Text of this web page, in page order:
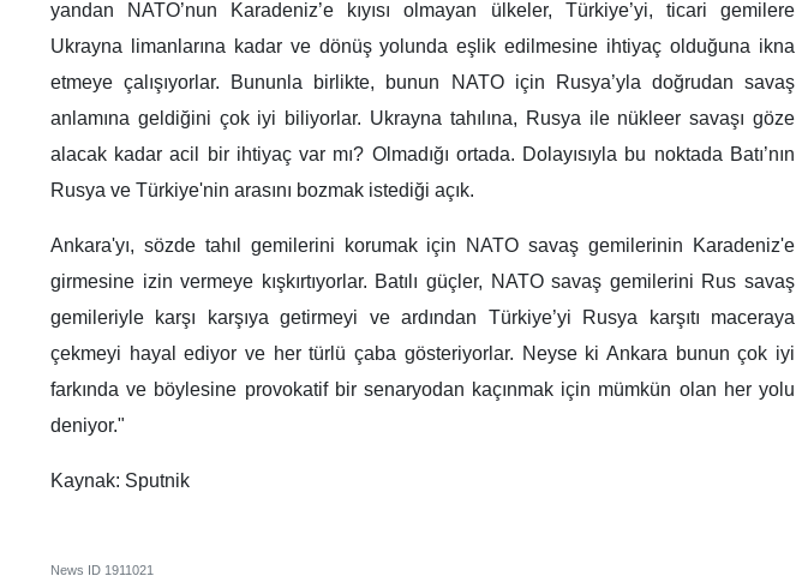
yandan NATO’nun Karadeniz’e kıyısı olmayan ülkeler, Türkiye’yi, ticari gemilere
Ukrayna limanlarına kadar ve dönüş yolunda eşlik edilmesine ihtiyaç olduğuna ikna
etmeye çalışıyorlar. Bununla birlikte, bunun NATO için Rusya’yla doğrudan savaş
anlamına geldiğini çok iyi biliyorlar. Ukrayna tahılına, Rusya ile nükleer savaşı göze
alacak kadar acil bir ihtiyaç var mı? Olmadığı ortada. Dolayısıyla bu noktada Batı’nın
Rusya ve Türkiye'nin arasını bozmak istediği açık.
Ankara'yı, sözde tahıl gemilerini korumak için NATO savaş gemilerinin Karadeniz'e
girmesine izin vermeye kışkırtıyorlar. Batılı güçler, NATO savaş gemilerini Rus savaş
gemileriyle karşı karşıya getirmeyi ve ardından Türkiye’yi Rusya karşıtı maceraya
çekmeyi hayal ediyor ve her türlü çaba gösteriyorlar. Neyse ki Ankara bunun çok iyi
farkında ve böylesine provokatif bir senaryodan kaçınmak için mümkün olan her yolu
deniyor."
Kaynak: Sputnik
News ID 1911021